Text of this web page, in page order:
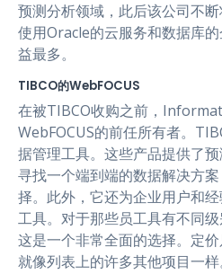
预测分析领域，此后该公司不断
使用Oracle的云服务和数据库
益最多。
TIBCO的WebFOCUS
在被TIBCO收购之前，
WebFOCUS的前任所有者。
据管理工具。这些产品提供了
寻找一个端到端的数据解决方
择。此外，它还为企业用户和
工具。对于那些员工具有不同
这是一个非常全面的选择。定
就像列表上的许多其他项目一样